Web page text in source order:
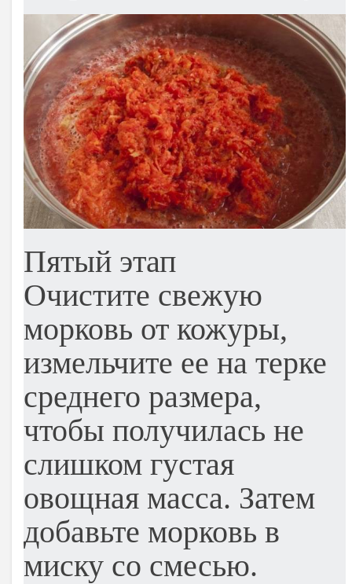
Пятый этап
Очистите свежую
морковь от кожуры,
измельчите ее на терке
среднего размера,
чтобы получилась не
слишком густая
овощная масса. Затем
добавьте морковь в
миску со смесью.